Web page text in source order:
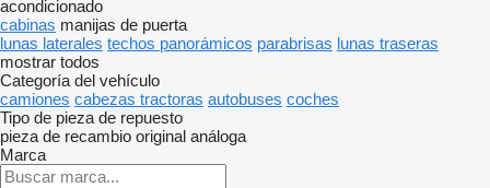
acondicionado
cabinas manijas de puerta
lunas laterales techos panorámicos parabrisas lunas traseras
mostrar todos
Categoría del vehículo
camiones cabezas tractoras autobuses coches
Tipo de pieza de repuesto
pieza de recambio original análoga
Marca